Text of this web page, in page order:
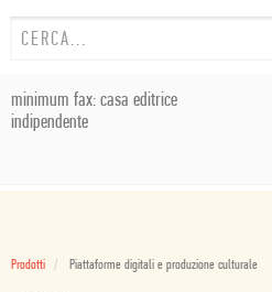
minimum fax: casa editrice
indipendente
Prodotti Piattaforme digitali e produzione culturale